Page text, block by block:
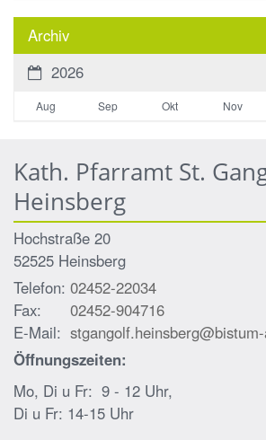
Archiv
2026
Aug Sep Okt Nov
Kath. Pfarramt St.
Heinsberg
Hochstraße 20
52525 Heinsberg
Telefon: 02452-22034
Fax:
02452-904716
E-Mail:
Öffnungszeiten:
Mo, Di u Fr: 9 - 12 Uhr,
Di u Fr: 14-15 Uhr